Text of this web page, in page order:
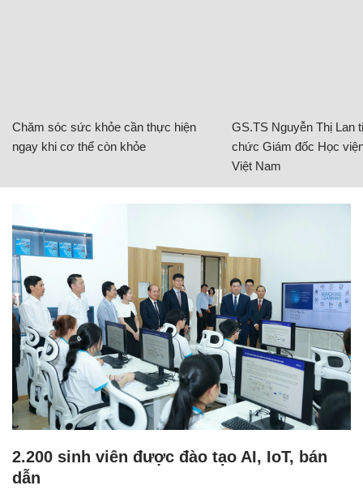
Chăm sóc sức khỏe cần thực hiện
ngay khi cơ thể còn khỏe
GS.TS Nguyễn Thị Lan
chức Giám đốc Học
Việt Nam
2.200 sinh viên được đào tạo AI, IoT, bán
dẫn